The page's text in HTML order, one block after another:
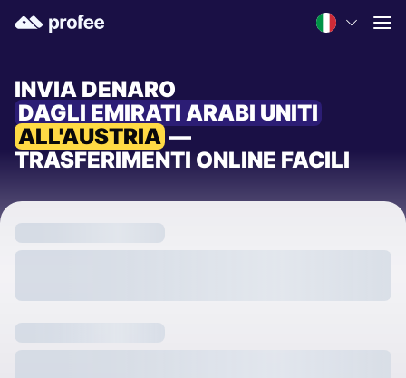
INVIA DENARO
DAGLI EMIRATI ARABI UNITI
ALL'AUSTRIA —
TRASFERIMENTI ONLINE FACILI